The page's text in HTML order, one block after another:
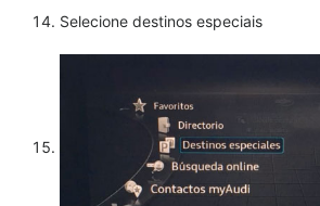
Selecione destinos especiais